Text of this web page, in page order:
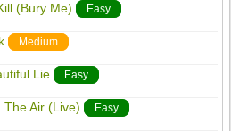
(Bury Me) Easy
Medium
Lie Easy
The Air (Live) Easy